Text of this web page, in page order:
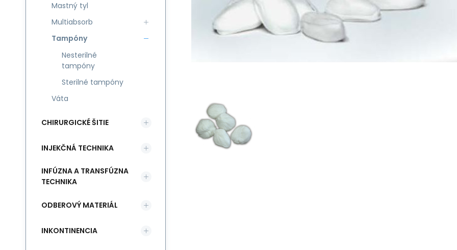
Mastný tyl
Multiabsorb
Tampóny
Nesterilné
tampóny
Sterilné tampóny
Váta
CHIRURGICKÉ ŠITIE
INJEKČNÁ TECHNIKA
INFÚZNA A TRANSFÚZNA
TECHNIKA
ODBEROVÝ MATERIÁL
INKONTINENCIA